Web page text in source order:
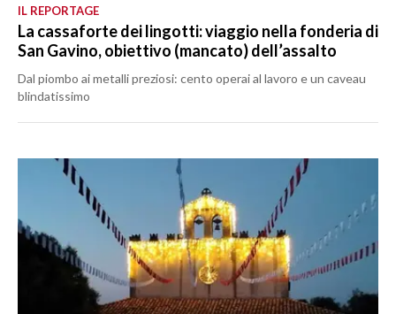
IL REPORTAGE
La cassaforte dei lingotti: viaggio nella fonderia di
San Gavino, obiettivo (mancato) dell’assalto
Dal piombo ai metalli preziosi: cento operai al lavoro e un caveau
blindatissimo